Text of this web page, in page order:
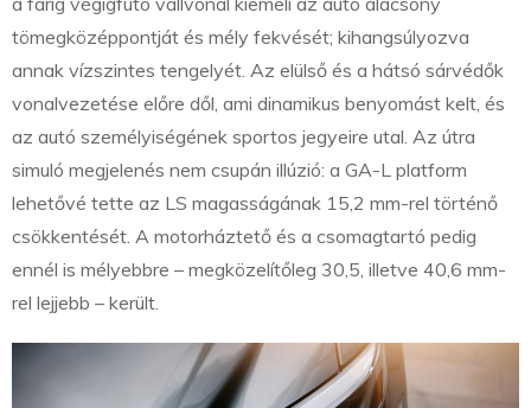
tömegközéppontját és mély fekvését; kihangsúlyozva
annak vízszintes tengelyét. Az elülső és a hátsó sárvédők
vonalvezetése előre dől, ami dinamikus benyomást kelt, és
az autó személyiségének sportos jegyeire utal. Az útra
simuló megjelenés nem csupán illúzió: a GA-L platform
lehetővé tette az LS magasságának 15,2 mm-rel történő
csökkentését. A motorháztető és a csomagtartó pedig
ennél is mélyebbre – megközelítőleg 30,5, illetve 40,6 mm-
rel lejjebb – került.